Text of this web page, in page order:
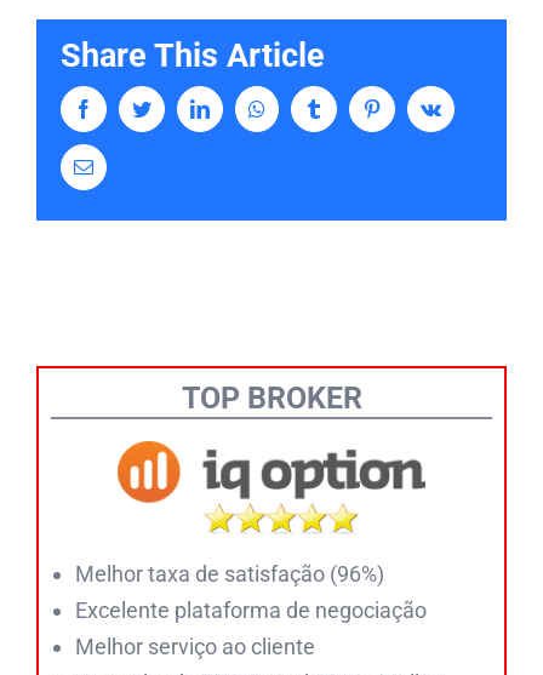
Share This Article
FacebookTwitterLinkedInWhatsappTumblr PinterestVk
Email
TOP BROKER
Melhor taxa de satisfação (96%)
Excelente plataforma de negociação
Melhor serviço ao cliente